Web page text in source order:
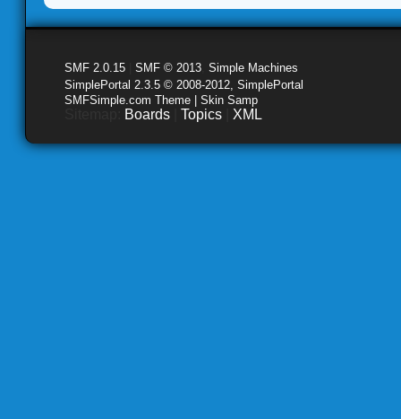
SMF 2.0.15 SMF © 2013 Simple Machines
SimplePortal 2.3.5 © 2008-2012, SimplePortal
SMFSimple.com Theme | Skin Samp
Boards Topics XML